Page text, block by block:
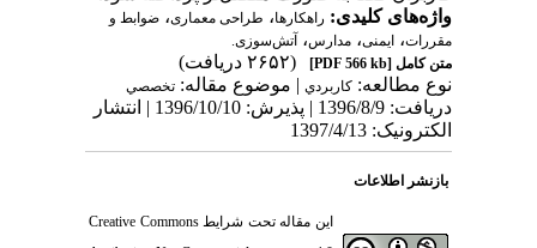
واژه‌های کلیدی: راهکارها، طراحی معماری، ضوابط و
مقررات، ایمنی، مدارس،‌آتش‌سوزی.
متن کامل [PDF 566 kb]
(۲۶۵۲ دریافت)
نوع مطالعه: كاربردي| موضوع مقاله: تخصصي
دریافت: 1396/8/9 | پذیرش: 1396/10/10 | انتشار
الکترونیک: 1397/4/13
بازنشر اطلاعات
این مقاله تحت شرایطCreative Commons